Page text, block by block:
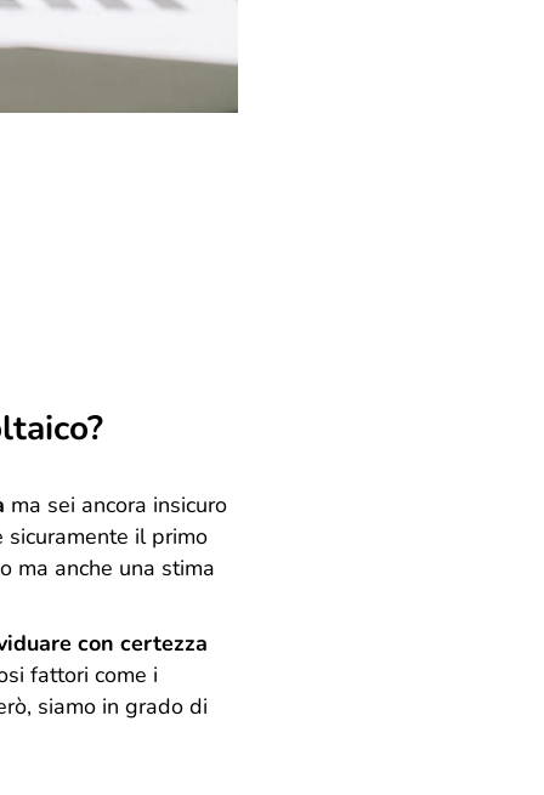
ma sei ancora insicuro
il primo
ma anche una stima
con certezza
fattori come i
siamo in grado di